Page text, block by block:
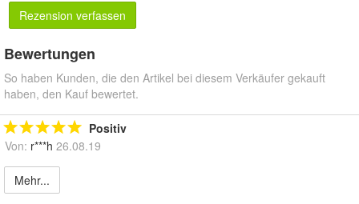
Rezension verfassen
Bewertungen
So haben Kunden, die den Artikel bei diesem Verkäufer gekauft
haben, den Kauf bewertet.
Positiv
Von: r***h 26.08.19
Mehr...